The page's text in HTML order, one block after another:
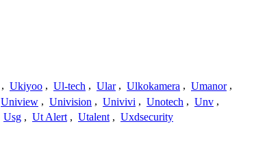
, Ukiyoo , Ul-tech , Ular , Ulkokamera , Umanor ,
Uniview , Univision , Univivi , Unotech , Unv ,
Usg , Ut Alert , Utalent , Uxdsecurity